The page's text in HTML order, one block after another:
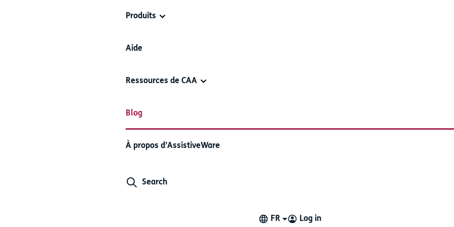
Produits
Aide
Ressources de CAA
Blog
À propos d’AssistiveWare
Search
FR Log in